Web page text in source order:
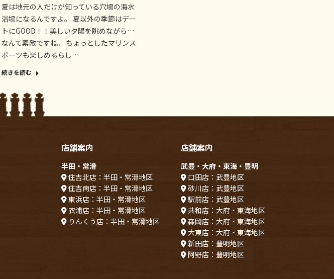
夏は地元の人だけが知っている穴場の海水
浴場になるんですよ。 夏以外の季節はデー
トにGOOD！！美しい夕陽を眺めながら…
なんて素敵ですね。 ちょっとしたマリンス
ポーツも楽しめるらし…
続きを読む
店舗案内
半田・常滑
住吉北店：半田・常滑地区
住吉南店：半田・常滑地区
東浜店：半田・常滑地区
衣浦店：半田・常滑地区
りんくう店：半田・常滑地区
店舗案内
武豊・大府・東海・豊明
口田店：武豊地区
砂川店：武豊地区
駅前店：武豊地区
共和店：大府・東海地区
森岡店：大府・東海地区
大東店：大府・東海地区
新田店：豊明地区
阿野店：豊明地区